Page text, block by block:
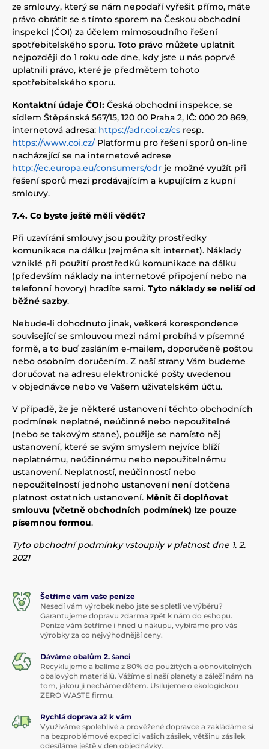
ze smlouvy, který se nám nepodaří vyřešit přímo, máte
právo obrátit se s tímto sporem na Českou obchodní
inspekci (ČOI) za účelem mimosoudního řešení
spotřebitelského sporu. Toto právo můžete uplatnit
nejpozději do 1 roku ode dne, kdy jste u nás poprvé
uplatnili právo, které je předmětem tohoto
spotřebitelského sporu.
Kontaktní údaje ČOI: Česká obchodní inspekce, se
sídlem Štěpánská 567/15, 120 00 Praha 2, IČ: 000 20 869,
internetová adresa: https://adr.coi.cz/cs resp.
https://www.coi.cz/Platformu pro řešení sporů on-line
nacházející se na internetové adrese
http://ec.europa.eu/consumers/odr je možné využít při
řešení sporů mezi prodávajícím a kupujícím z kupní
smlouvy.
7.4. Co byste ještě měli vědět?
Při uzavírání smlouvy jsou použity prostředky
komunikace na dálku (zejména síť internet). Náklady
vzniklé při použití prostředků komunikace na dálku
(především náklady na internetové připojení nebo na
telefonní hovory) hradíte sami. Tyto náklady se neliší od
běžné sazby.
Nebude-li dohodnuto jinak, veškerá korespondence
související se smlouvou mezi námi probíhá v písemné
formě, a to buď zasláním e-mailem, doporučeně poštou
nebo osobním doručením. Z naší strany Vám budeme
doručovat na adresu elektronické pošty uvedenou
v objednávce nebo ve Vašem uživatelském účtu.
V případě, že je některé ustanovení těchto obchodních
podmínek neplatné, neúčinné nebo nepoužitelné
(nebo se takovým stane), použije se namísto něj
ustanovení, které se svým smyslem nejvíce blíží
neplatnému, neúčinnému nebo nepoužitelnému
ustanovení. Neplatností, neúčinností nebo
nepoužitelností jednoho ustanovení není dotčena
platnost ostatních ustanovení. Měnit či doplňovat
smlouvu (včetně obchodních podmínek) lze pouze
písemnou formou.
Tyto obchodní podmínky vstoupily v platnost dne 1. 2.
2021
Šetříme vám vaše peníze
Nesedí vám výrobek nebo jste se spletli ve výběru?
Garantujeme dopravu zdarma zpět k nám do eshopu.
Peníze vám šetříme i hned u nákupu, vybíráme pro vás
výrobky za co nejvýhodnější ceny.
Dáváme obalům 2. šanci
Recyklujeme a balíme z 80% do použitých a obnovitelných
obalových materiálů. Vážíme si naší planety a záleží nám na
tom, jakou ji necháme dětem. Usilujeme o ekologickou
ZERO WASTE firmu.
Rychlá doprava až k vám
Využíváme spolehlivé a prověžené dopravce a zakládáme si
na bezproblémové expedici vašich zásilek, většinu zásilek
odesíláme ještě v den objednávky.